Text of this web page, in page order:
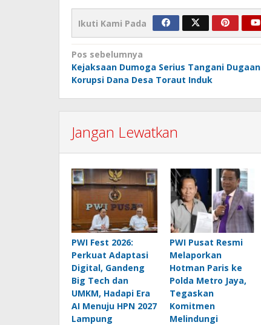
Ikuti Kami Pada
Navigasi
pos
Pos sebelumnya
Kejaksaan Dumoga Serius Tangani Dugaan
Korupsi Dana Desa Toraut Induk
Jangan Lewatkan
PWI Fest 2026:
Perkuat Adaptasi
Digital, Gandeng
Big Tech dan
UMKM, Hadapi Era
AI Menuju HPN 2027
Lampung
PWI Pusat Resmi
Melaporkan
Hotman Paris ke
Polda Metro Jaya,
Tegaskan
Komitmen
Melindungi